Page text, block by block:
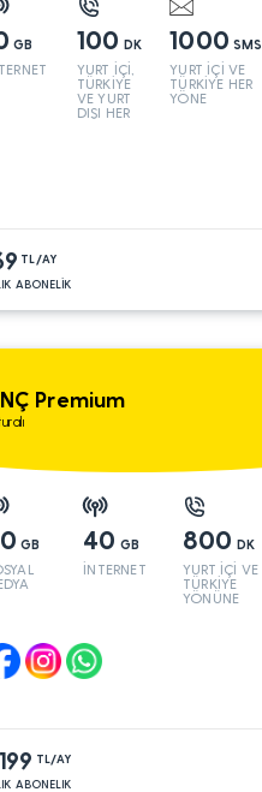
GB 100 DK
YURT İÇİ,
TÜRKİYE
VE YURT
DIŞI HER
1000 SMS
YURT İÇİ VE
TÜRKİYE HER
YÖNE
TL/AY
ABONELİK
Premium
GB 40 GB
İNTERNET
800 DK
YURT İÇİ VE
TÜRKİYE
YÖNÜNE
TL/AY
ABONELIK